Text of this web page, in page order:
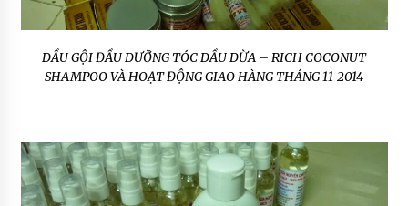
DẦU GỘI ĐẦU DƯỠNG TÓC DẦU DỪA – RICH COCONUT
SHAMPOO VÀ HOẠT ĐỘNG GIAO HÀNG THÁNG 11-2014